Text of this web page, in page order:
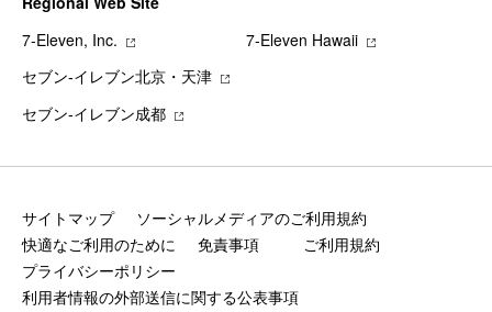
7‐Eleven, Inc.
7‐Eleven Hawaii
セブン‐イレブン北京・天津
セブン‐イレブン成都
サイトマップ
ソーシャルメディアのご利用規約
快適なご利用のために
免責事項
ご利用規約
プライバシーポリシー
利用者情報の外部送信に関する公表事項